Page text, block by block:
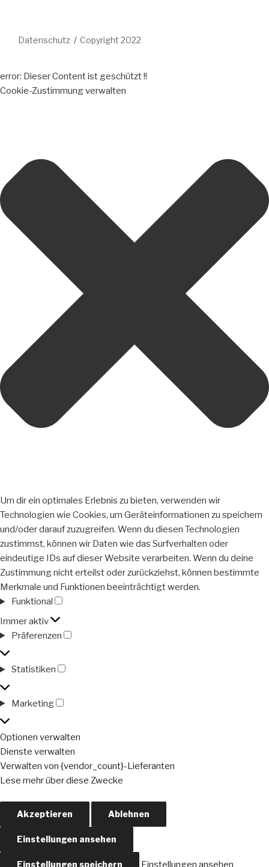
Datenschutz Copyright 2022
error: Dieser Content ist geschützt !!
Cookie-Zustimmung verwalten
Um dir ein optimales Erlebnis zu bieten, verwenden wir
Technologien wie Cookies, um Geräteinformationen zu speichern
und/oder darauf zuzugreifen. Wenn du diesen Technologien
zustimmst, können wir Daten wie das Surfverhalten oder
eindeutige IDs auf dieser Website verarbeiten. Wenn du deine
Zustimmung nicht erteilst oder zurückziehst, können bestimmte
Merkmale und Funktionen beeinträchtigt werden.
Funktional
Funktional
Immer aktiv
Präferenzen
Präferenzen
Statistiken
Statistiken
Marketing
Marketing
Optionen verwalten
Dienste verwalten
Verwalten von {vendor_count}-Lieferanten
Lese mehr über diese Zwecke
Akzeptieren Ablehnen
Einstellungen ansehen
Einstellungen speichern Einstellungen ansehen